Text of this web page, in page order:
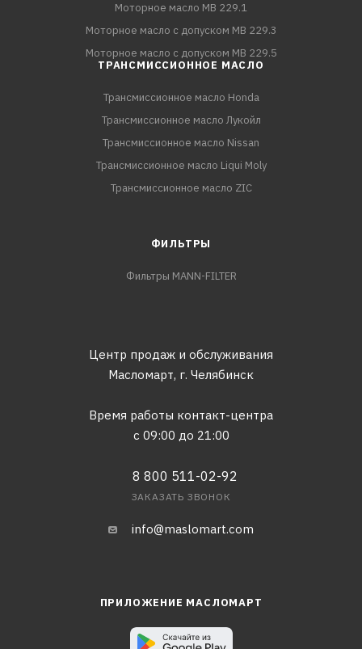
Моторное масло MB 229.1
Моторное масло с допуском MB 229.3
Моторное масло с допуском MB 229.5
ТРАНСМИССИОННОЕ МАСЛО
Трансмиссионное масло Honda
Трансмиссионное масло Лукойл
Трансмиссионное масло Nissan
Трансмиссионное масло Liqui Moly
Трансмиссионное масло ZIC
ФИЛЬТРЫ
Фильтры MANN-FILTER
Центр продаж и обслуживания
Масломарт, г. Челябинск
Время работы контакт-центра
с 09:00 до 21:00
8 800 511-02-92
ЗАКАЗАТЬ ЗВОНОК
info@maslomart.com
ПРИЛОЖЕНИЕ МАСЛОМАРТ